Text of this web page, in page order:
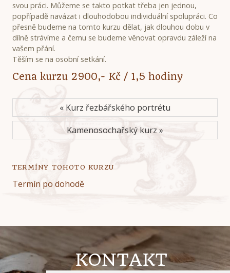
svou práci. Můžeme se takto potkat třeba jen jednou,
popřípadě navázat i dlouhodobou individuální spolupráci. Co
přesně budeme na tomto kurzu dělat, jak dlouhou dobu v
dílně strávíme a čemu se budeme věnovat opravdu záleží na
vašem přání.
Těším se na osobní setkání.
Cena kurzu 2900,- Kč / 1,5 hodiny
« Kurz řezbářského portrétu
Kamenosochařský kurz »
TERMÍNY TOHOTO KURZU
Termín po dohodě
KONTAKT